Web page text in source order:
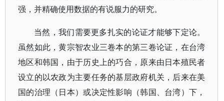
强，并精确使用数据的有说服力的研究。
当然，我们需要更多扎实的论证才能够下定论。
虽然如此，黄宗智农业三卷本的第三卷论证，在台湾
地区和韩国，由于历史上的巧合，原来由日本殖民者
设立的以农政为主要任务的基层政府机关，后来在美
国的治理（日本）或决定性影响（韩国、台湾）下，